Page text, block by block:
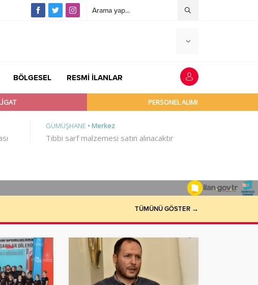
BÖLGESEL RESMİ İLANLAR
TÜMÜNÜ GÖSTER →